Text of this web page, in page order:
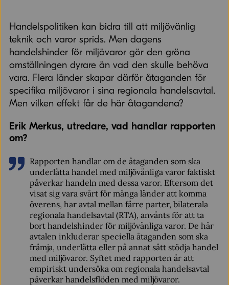
Handelspolitiken kan bidra till att miljövänlig
teknik och varor sprids. Men dagens
handelshinder för miljövaror gör den gröna
omställningen dyrare än vad den skulle behöva
vara. Flera länder skapar därför åtaganden för
specifika miljövaror i sina regionala handelsavtal.
Men vilken effekt får de här åtagandena?
Erik Merkus, utredare, vad handlar rapporten
om?
Rapporten handlar om de åtaganden som ska
underlätta handel med miljövänliga varor faktiskt
påverkar handeln med dessa varor. Eftersom det
visat sig vara svårt för många länder att komma
överens, har avtal mellan färre parter, bilaterala
regionala handelsavtal (RTA), använts för att ta
bort handelshinder för miljövänliga varor. De här
avtalen inkluderar speciella åtaganden som ska
främja, underlätta eller på annat sätt stödja handel
med miljövaror. Syftet med rapporten är att
empiriskt undersöka om regionala handelsavtal
påverkar handelsflöden med miljövaror.